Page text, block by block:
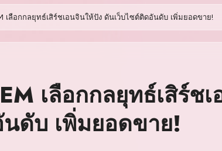
เลือกกลยุทธ์เสิร์ชเอนจินให้ปัง ดันเว็บไซต์ติดอันดับ เพิ่มยอดขาย!
เลือกกลยุทธ์เสิร์ช
ดับ เพิ่มยอดขาย!